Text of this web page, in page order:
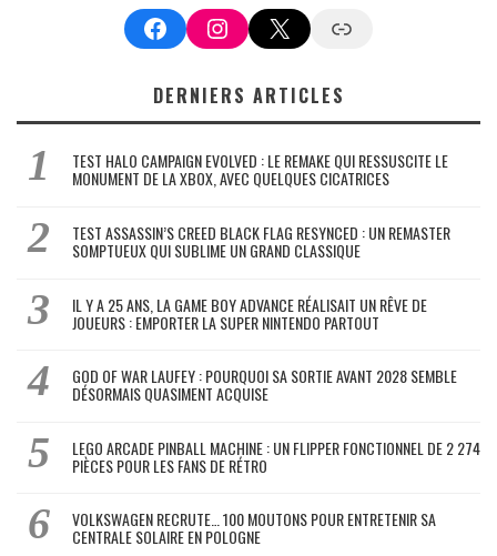
FacebookInstagram
X Google News
DERNIERS ARTICLES
TEST HALO CAMPAIGN EVOLVED : LE REMAKE QUI RESSUSCITE LE
MONUMENT DE LA XBOX, AVEC QUELQUES CICATRICES
TEST ASSASSIN’S CREED BLACK FLAG RESYNCED : UN REMASTER
SOMPTUEUX QUI SUBLIME UN GRAND CLASSIQUE
IL Y A 25 ANS, LA GAME BOY ADVANCE RÉALISAIT UN RÊVE DE
JOUEURS : EMPORTER LA SUPER NINTENDO PARTOUT
GOD OF WAR LAUFEY : POURQUOI SA SORTIE AVANT 2028 SEMBLE
DÉSORMAIS QUASIMENT ACQUISE
LEGO ARCADE PINBALL MACHINE : UN FLIPPER FONCTIONNEL DE 2 274
PIÈCES POUR LES FANS DE RÉTRO
VOLKSWAGEN RECRUTE… 100 MOUTONS POUR ENTRETENIR SA
CENTRALE SOLAIRE EN POLOGNE